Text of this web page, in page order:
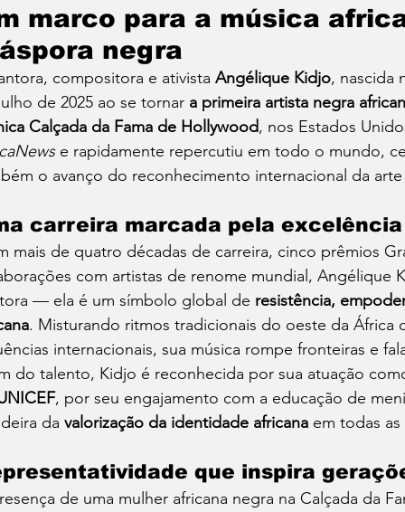
marco para a música
negra
compositora e ativista Angélique Kidjo, nascida
de 2025 ao se tornar a primeira artista negra
Calçada da Fama de Hollywood, nos Estados
e rapidamente repercutiu em todo o mundo,
o avanço do reconhecimento internacional da arte
carreira marcada pela
mais de quatro décadas de carreira, cinco prêmios
com artistas de renome mundial, Angélique
— ela é um símbolo global de resistência,
. Misturando ritmos tradicionais do oeste da África
internacionais, sua música rompe fronteiras e
do talento, Kidjo é reconhecida por sua atuação
, por seu engajamento com a educação de
da valorização da identidade africana em todas
que inspira
de uma mulher africana negra na Calçada da